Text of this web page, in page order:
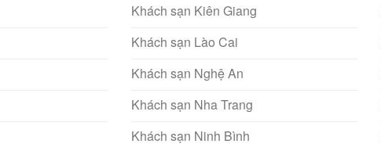
Khách sạn Kiên Giang
Khách sạn Lào Cai
Khách sạn Nghệ An
Khách sạn Nha Trang
Khách sạn Ninh Bình